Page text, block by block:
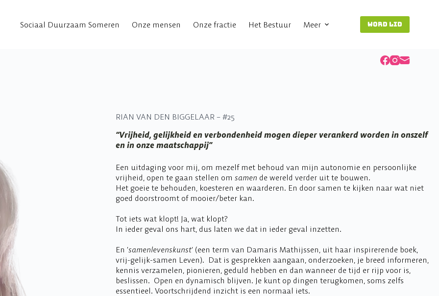
Sociaal Duurzaam Someren Onze mensen Onze fractie Het Bestuur Meer WORD LID
RIAN VAN DEN BIGGELAAR – #25
“Vrijheid, gelijkheid en verbondenheid mogen dieper verankerd worden in onszelf
en in onze maatschappij”
Een uitdaging voor mij, om mezelf met behoud van mijn autonomie en persoonlijke
vrijheid, open te gaan stellen om samen de wereld verder uit te bouwen.
Het goeie te behouden, koesteren en waarderen. En door samen te kijken naar wat niet
goed doorstroomt of mooier/beter kan.
Tot iets wat klopt! Ja, wat klopt?
In ieder geval ons hart, dus laten we dat in ieder geval inzetten.
En ‘samenlevenskunst‘ (een term van Damaris Mathijssen, uit haar inspirerende boek,
vrij-gelijk-samen Leven). Dat is gesprekken aangaan, onderzoeken, je breed informeren,
kennis verzamelen, pionieren, geduld hebben en dan wanneer de tijd er rijp voor is,
beslissen. Open en dynamisch blijven. Je kunt op dingen terugkomen, soms zelfs
essentieel. Voortschrijdend inzicht is een normaal iets.